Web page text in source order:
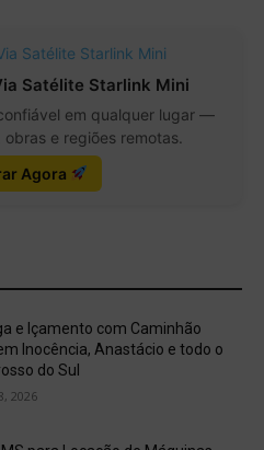
Satélite Starlink Mini
em qualquer lugar —
e regiões remotas.
Agora
e Içamento com Caminhão
Inocência, Anastácio e todo o
do Sul
2026